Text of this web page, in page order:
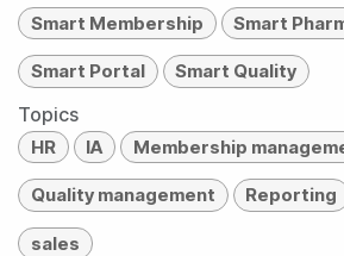
Smart Membership Smart
Smart Portal Smart Quality
Topics
HR IA Membership
Quality management Reporting
sales